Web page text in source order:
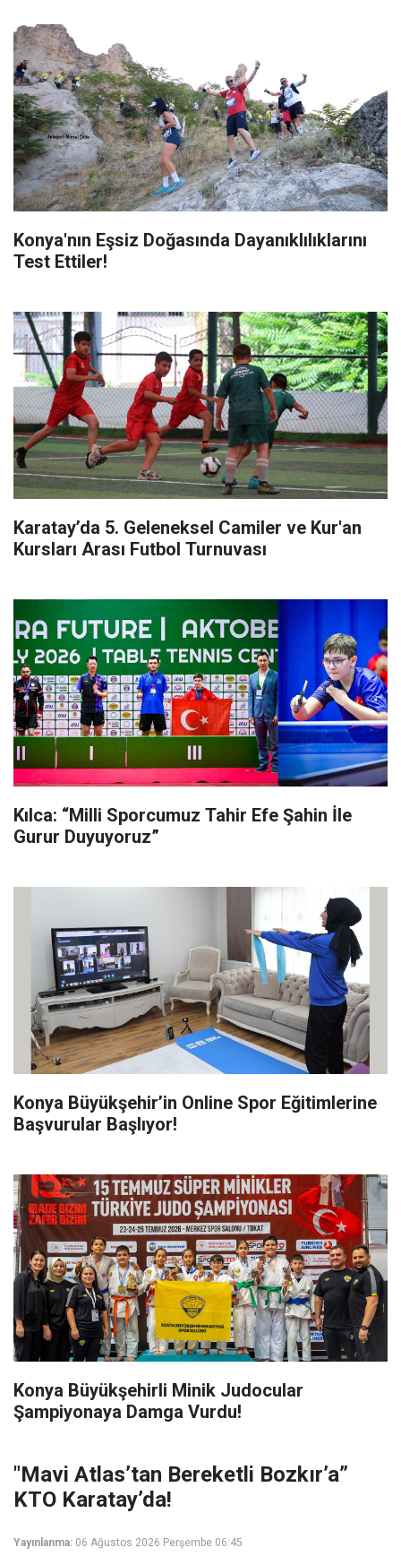
Konya'nın Eşsiz Doğasında Dayanıklılıklarını
Test Ettiler!
Karatay’da 5. Geleneksel Camiler ve Kur'an
Kursları Arası Futbol Turnuvası
Kılca: “Milli Sporcumuz Tahir Efe Şahin İle
Gurur Duyuyoruz”
Konya Büyükşehir’in Online Spor Eğitimlerine
Başvurular Başlıyor!
Konya Büyükşehirli Minik Judocular
Şampiyonaya Damga Vurdu!
"Mavi Atlas’tan Bereketli Bozkır’a”
KTO Karatay’da!
Yayınlanma: 06 Ağustos 2026 Perşembe 06:45